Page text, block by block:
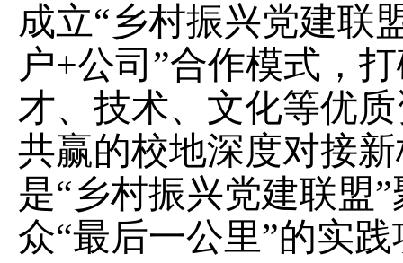
成立“乡村振兴党建联
户+公司 ”合作模式，
才、技术、文化等优
共赢的校地深度对接
是“乡村振兴党建联盟”
众“最后一公里”的实